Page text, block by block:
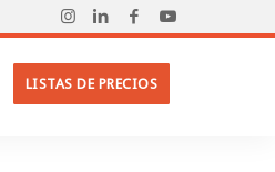
LISTAS DE PRECIOS